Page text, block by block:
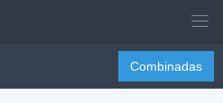
Combinadas